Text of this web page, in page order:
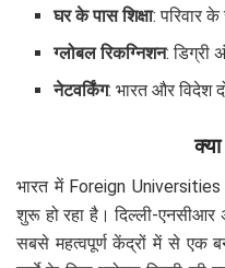
घर के पास शिक्षा: परिवार के
ग्लोबल रिकग्निशन: डिग्री
नेटवर्किंग: भारत और विदेश
भारत में Foreign
शुरू हो रहा है। दिल्ली-एनसीआर
सबसे महत्वपूर्ण केंद्रों में से एक